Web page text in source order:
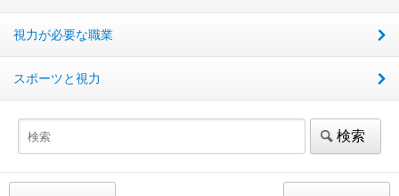
視力が必要な職業
スポーツと視力